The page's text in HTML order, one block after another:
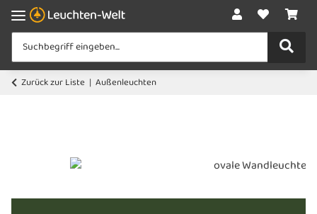
Zurück zur Liste Außenleuchten